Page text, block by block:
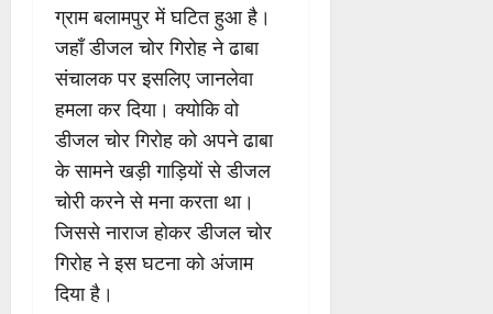
ग्राम बलामपुर में घटित हुआ है।
जहाँ डीजल चोर गिरोह ने ढाबा
संचालक पर इसलिए जानलेवा
हमला कर दिया। क्योकि वो
डीजल चोर गिरोह को अपने ढाबा
के सामने खड़ी गाड़ियों से डीजल
चोरी करने से मना करता था।
जिससे नाराज होकर डीजल चोर
गिरोह ने इस घटना को अंजाम
दिया है।